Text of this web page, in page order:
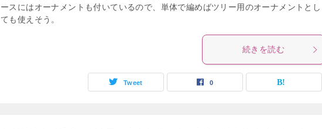
ースにはオーナメントも付いているので、単体で編めばツリー用のオーナメントとし
ても使えそう。
続きを読む
Tweet 0